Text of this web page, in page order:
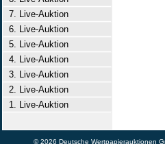
7. Live-Auktion
6. Live-Auktion
5. Live-Auktion
4. Live-Auktion
3. Live-Auktion
2. Live-Auktion
1. Live-Auktion
© 2026 Deutsche Wertpapierauktionen